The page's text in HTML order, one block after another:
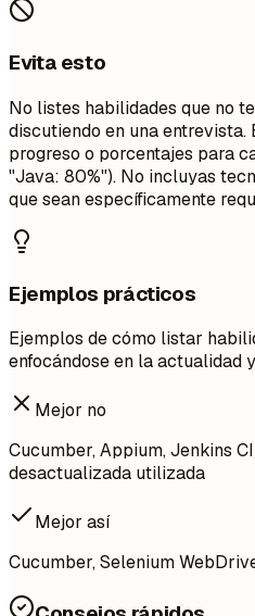
Evita esto
No listes habilidades que no
discutiendo en una entrevista.
progreso o porcentajes para
"Java: 80%"). No incluyas
que sean específicamente
Ejemplos prácticos
Ejemplos de cómo listar
enfocándose en la actualidad
Mejor no
Cucumber, Appium, Jenkins
desactualizada utilizada
Mejor así
Cucumber, Selenium